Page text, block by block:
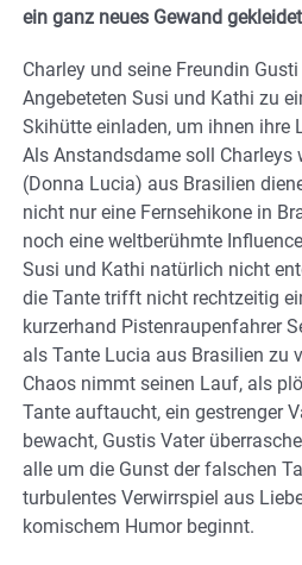
ein ganz neues Gewand
Charley und seine Freundin
Angebeteten Susi und Kathi zu
Skihütte einladen, um ihnen ihre
Als Anstandsdame soll Charleys
(Donna Lucia) aus Brasilien
nicht nur eine Fernsehikone in
noch eine weltberühmte
Susi und Kathi natürlich nicht
die Tante trifft nicht rechtzeitig
kurzerhand Pistenraupenfahrer
als Tante Lucia aus Brasilien zu
Chaos nimmt seinen Lauf, als
Tante auftaucht, ein gestrenger
bewacht, Gustis Vater
alle um die Gunst der falschen
turbulentes Verwirrspiel aus
komischem Humor beginnt.